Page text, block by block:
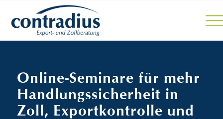
Online-Seminare für mehr
Handlungssicherheit in
Zoll, Exportkontrolle und